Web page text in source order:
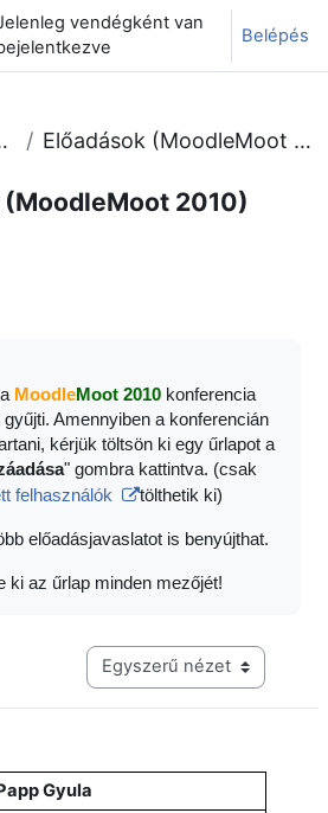
adatok váltása
vendégként van
Belépés
Előadások (MoodleMoot 2010)
(MoodleMoot 2010)
MoodleMoot 2010konferencia
Amennyiben a konferencián
kérjük töltsön ki egy űrlapot a
" gombra kattintva. (csak
felhasználók
tölthetik ki)
előadásjavaslatot is benyújthat.
ki az űrlap minden mezőjét!
Harmadik szintű navigáció
Gyula